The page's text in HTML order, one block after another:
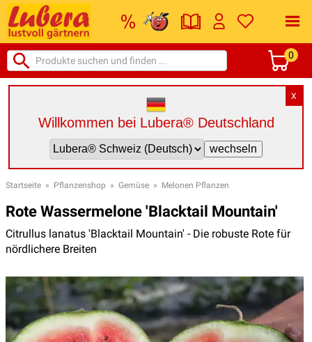
0
X
Willkommen bei Lubera® Deutschland
Startseite » Pflanzenshop » Gemüse » Melonen Pflanzen
Rote Wassermelone 'Blacktail Mountain'
Citrullus lanatus 'Blacktail Mountain' - Die robuste Rote für
nördlichere Breiten